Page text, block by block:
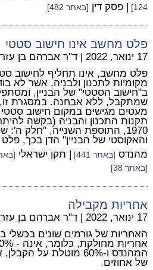
124]
| פסק דין [באתר 482]
פלט מחשב אינו חישוב סטטי
17 ינואר, 2022 | ד"ר אברהם בן
פלט מחשב, אינו תחליף לחישוב
מקומיות לתכנון ולבניה, אשר לא
ב"חישוב הסטטי" של הבניין,
שמתקבל, ללא אבחנה. במסגרת זו,
מעטים מגישים במקום חישוב סטטי
תקנות התכנון והבניה (בקשה
1970, התוספת השנייה, "חלק ה':
והאקוסטי של הבניין" הדן בכך,
מהנדס [באתר 441] | תקן ישראלי [באתר
[באתר 38]
אחריות מקבילה
17 ינואר, 2022 | ד"ר אברהם בן
האחריות של גורמים שונים בכשלי
המהנדס ו-60% מוטלת על
של אחוזים.